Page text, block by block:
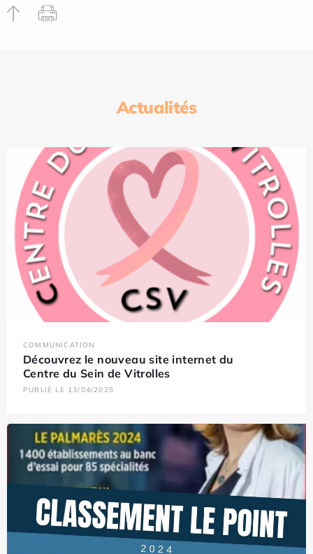
Actualités
COMMUNICATION
Découvrez le nouveau site internet du
Centre du Sein de Vitrolles
PUBLIÉ LE 13/04/2025